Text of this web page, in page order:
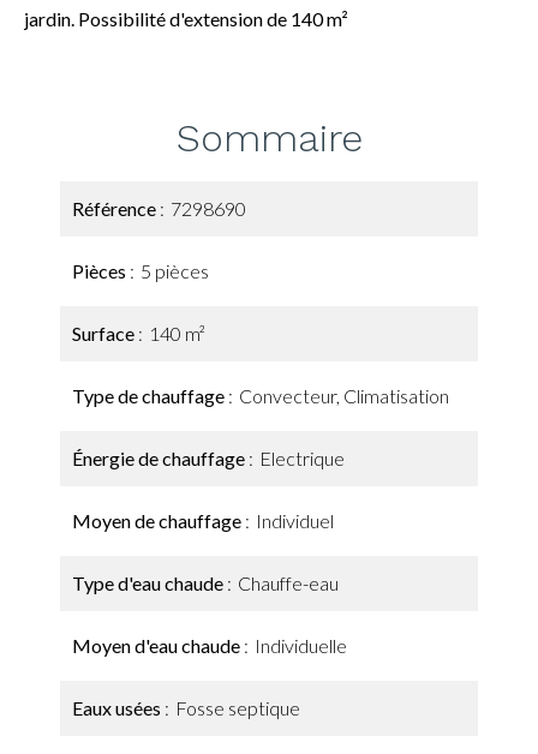
jardin. Possibilité d'extension de 140 m²
Sommaire
Référence 7298690
Pièces 5 pièces
Surface 140 m²
Type de chauffage Convecteur, Climatisation
Énergie de chauffage Electrique
Moyen de chauffage Individuel
Type d'eau chaude Chauffe-eau
Moyen d'eau chaude Individuelle
Eaux usées Fosse septique